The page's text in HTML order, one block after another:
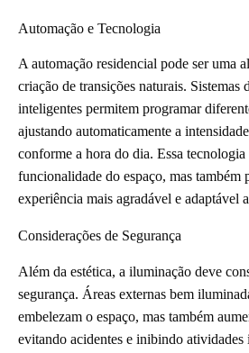
Automação e Tecnologia
A automação residencial pode ser uma
criação de transições naturais. Sistemas
inteligentes permitem programar
ajustando automaticamente a
conforme a hora do dia. Essa tecnologia
funcionalidade do espaço, mas também
experiência mais agradável e adaptável
Considerações de Segurança
Além da estética, a iluminação deve
segurança. Áreas externas bem
embelezam o espaço, mas também
evitando acidentes e inibindo atividades